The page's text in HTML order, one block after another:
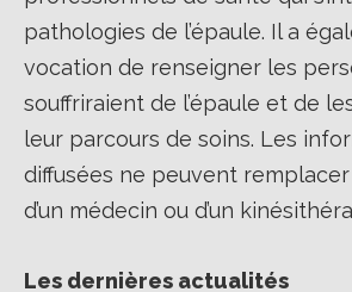
pathologies de l’épaule. Il a
vocation de renseigner les
souffriraient de l’épaule et de
leur parcours de soins. Les
diffusées ne peuvent
d’un médecin ou d’un
Les dernières actualités